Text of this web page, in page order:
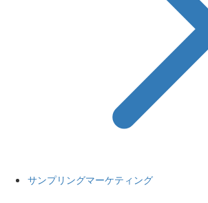
サンプリングマーケティング